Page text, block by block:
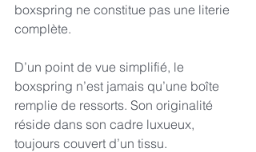
boxspring ne constitue pas une literie
complète.
D’un point de vue simplifié, le
boxspring n’est jamais qu’une boîte
remplie de ressorts. Son originalité
réside dans son cadre luxueux,
toujours couvert d’un tissu.